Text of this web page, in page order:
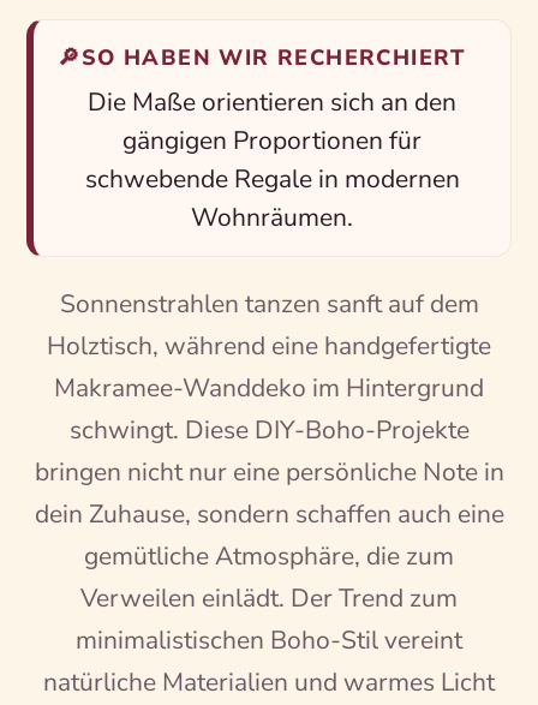
🔎SO HABEN WIR RECHERCHIERT
Die Maße orientieren sich an den
gängigen Proportionen für
schwebende Regale in modernen
Wohnräumen.
Sonnenstrahlen tanzen sanft auf dem
Holztisch, während eine handgefertigte
Makramee-Wanddeko im Hintergrund
schwingt. Diese DIY-Boho-Projekte
bringen nicht nur eine persönliche Note in
dein Zuhause, sondern schaffen auch eine
gemütliche Atmosphäre, die zum
Verweilen einlädt. Der Trend zum
minimalistischen Boho-Stil vereint
natürliche Materialien und warmes Licht